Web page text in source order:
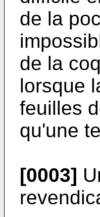
de la
de la
lorsque
feuilles
qu'une
[0003]